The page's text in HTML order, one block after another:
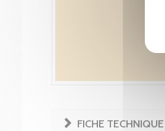
FICHE TECHNIQUE